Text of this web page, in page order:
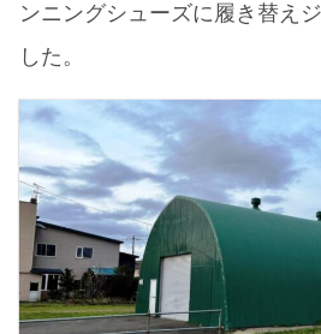
ンニングシューズに履き替え
した。